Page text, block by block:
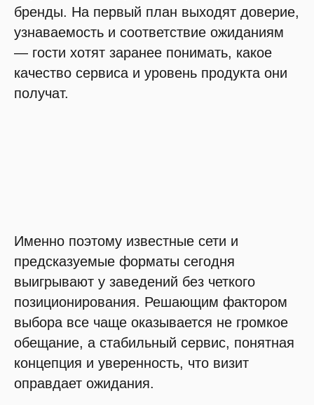
бренды. На первый план выходят доверие,
узнаваемость и соответствие ожиданиям
— гости хотят заранее понимать, какое
качество сервиса и уровень продукта они
получат.
Именно поэтому известные сети и
предсказуемые форматы сегодня
выигрывают у заведений без четкого
позиционирования. Решающим фактором
выбора все чаще оказывается не громкое
обещание, а стабильный сервис, понятная
концепция и уверенность, что визит
оправдает ожидания.